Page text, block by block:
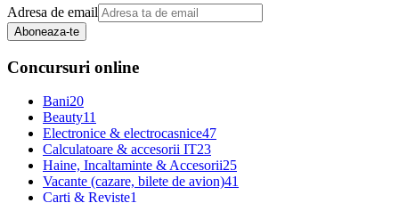
Adresa de email
Aboneaza-te
Concursuri online
Bani20
Beauty11
Electronice & electrocasnice47
Calculatoare & accesorii IT23
Haine, Incaltaminte & Accesorii25
Vacante (cazare, bilete de avion)41
Carti & Reviste1